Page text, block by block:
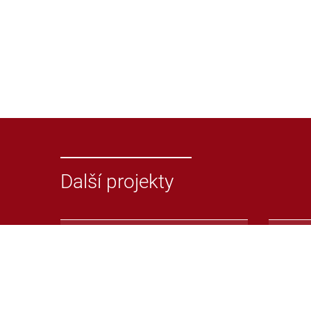
Další projekty